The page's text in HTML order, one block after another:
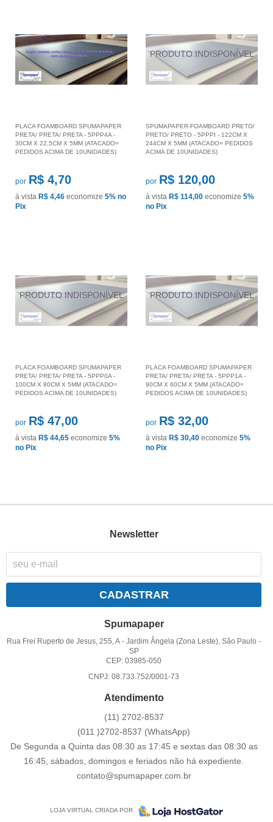
PLACA FOAMBOARD SPUMAPAPER
PRETA/ PRETA/ PRETA - 5PPP4A -
30CM X 22,5CM X 5MM (ATACADO=
PEDIDOS ACIMA DE 10UNIDADES)
por R$ 4,70
à vista R$ 4,46 economize 5% no
Pix
SPUMAPAPER-FOAMBOARD PRETO/
PRETO/ PRETO - 5PPPI - 122CM X
244CM X 5MM (ATACADO= PEDIDOS
ACIMA DE 10UNIDADES)
por R$ 120,00
à vista R$ 114,00 economize 5%
no Pix
PLACA FOAMBOARD SPUMAPAPER
PRETA/ PRETA/ PRETA - 5PPP0A -
100CM X 80CM X 5MM (ATACADO=
PEDIDOS ACIMA DE 10UNIDADES)
por R$ 47,00
à vista R$ 44,65 economize 5%
no Pix
PLACA FOAMBOARD SPUMAPAPER
PRETA/ PRETA/ PRETA - 5PPP1A -
90CM X 60CM X 5MM (ATACADO=
PEDIDOS ACIMA DE 10UNIDADES)
por R$ 32,00
à vista R$ 30,40 economize 5%
no Pix
Newsletter
CADASTRAR
Spumapaper
Rua Frei Ruperto de Jesus, 255, A -Jardim Ângela (Zona Leste), São Paulo -
SP
CEP: 03985-050
CNPJ: 08.733.752/0001-73
Atendimento
(11) 2702-8537
(011 )2702-8537 (WhatsApp)
De Segunda a Quinta das 08:30 as 17:45 e sextas das 08:30 as
16:45, sábados, domingos e feriados não há expediente.
contato@spumapaper.com.br
LOJA VIRTUAL CRIADA POR